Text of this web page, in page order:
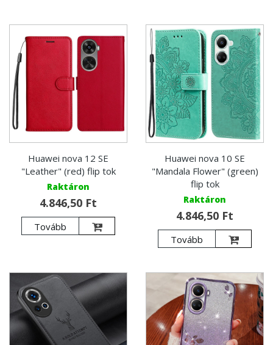
Huawei nova 12 SE
"Leather" (red) flip tok
Raktáron
4.846,50 Ft
Tovább
Huawei nova 10 SE
"Mandala Flower" (green)
flip tok
Raktáron
4.846,50 Ft
Tovább